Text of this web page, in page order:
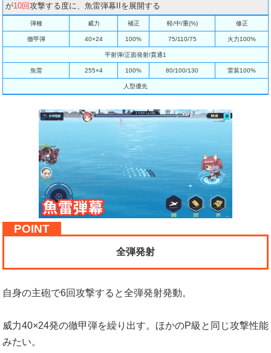
が10回攻撃する度に、魚雷弾幕IIを展開する
弾種 威力 補正 軽/中/重(%) 修正
徹甲弾 40×24 100% 75/110/75 火力100%
平射弾/正面発射/貫通1
魚雷 255×4 100% 80/100/130 雷装100%
人型優先
全弾発射
自身の主砲で6回攻撃すると全弾発射発動。
威力40×24発の徹甲弾を繰り出す。ほかのP級と同じ攻撃性能
みたい。